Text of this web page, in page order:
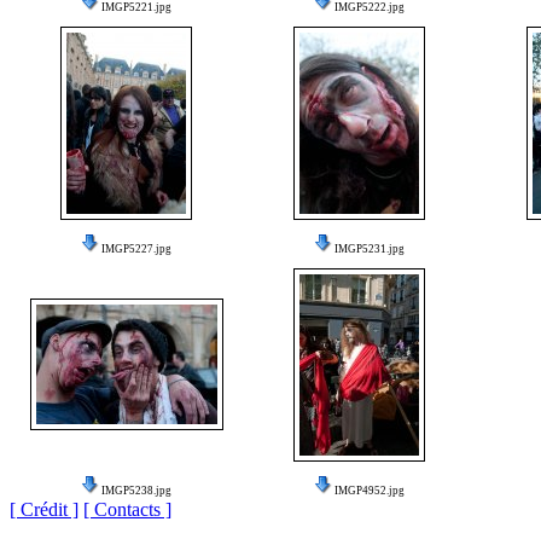
IMGP5221.jpg IMGP5222.jpg
IMGP5227.jpg IMGP5231.jpg
IMGP5238.jpg IMGP4952.jpg
[ Crédit ] [ Contacts ]